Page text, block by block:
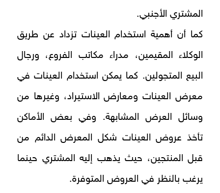
المشتري الأجنبي.
كما أن أهمية استخدام العينات تزداد عن طريق
الوكلاء المقيمين، مدراء مكاتب الفروع، ورجال
البيع المتجولين. كما يمكن استخدام العينات في
معرض العينات ومعارض الاستيراد، وغيرها من
وسائل العرض المشابهة. وفي بعض الأماكن
تأخذ عروض العينات شكل المعرض الدائم من
قبل المنتجين، حيث يذهب إليه المشتري حينما
يرغب بالنظر في العروض المتوفرة.